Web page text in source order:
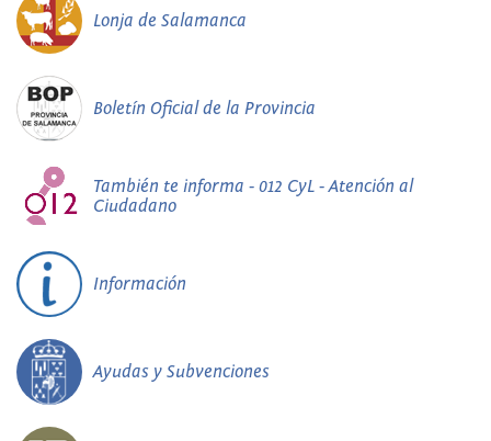
Lonja de Salamanca
Boletín Oficial de la Provincia
También te informa - 012 CyL - Atención al
Ciudadano
Información
Ayudas y Subvenciones